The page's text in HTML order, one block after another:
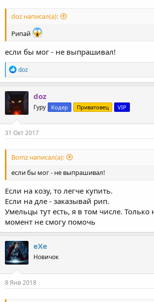
doz написал(а):
Рипай
если бы мог - не выпрашивал!
Р
е
а
к
ц
и
и
:
doz
doz
Гуру Кодер Приватовец VIP
31 Окт 2017
Bomz написал(а):
если бы мог - не выпрашивал!
Если на козу, то легче купить.
Если на дле - заказывай рип.
Умельцы тут есть, я в том числе.
момент не смогу помочь
eXe
Новичок
8 Янв 2018